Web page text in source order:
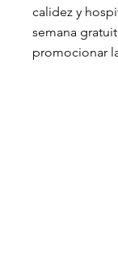
calidez y
semana
promocionar